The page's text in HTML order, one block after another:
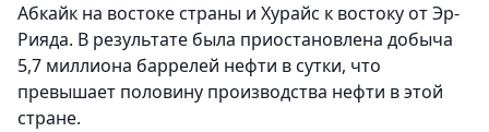
Абкайк на востоке страны и Хурайс к востоку от Эр-
Рияда. В результате была приостановлена добыча
5,7 миллиона баррелей нефти в сутки, что
превышает половину производства нефти в этой
стране.